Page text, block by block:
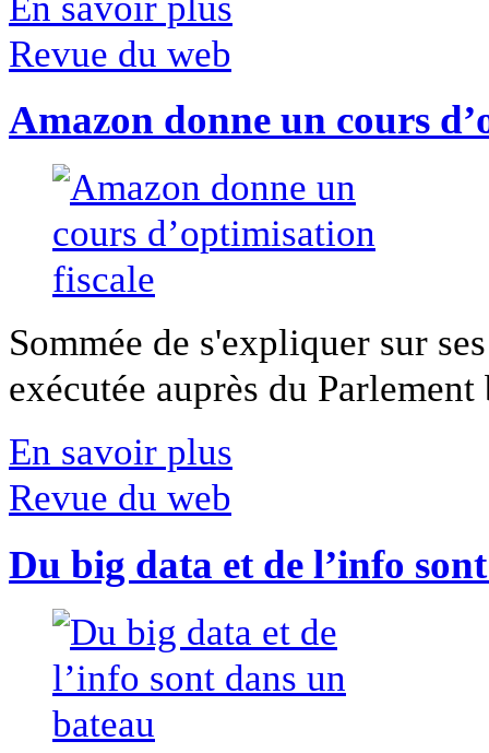
Revue du web
Amazon donne un cours
Sommée de s'expliquer sur
exécutée auprès du
En savoir plus
Revue du web
Du big data et de l’info